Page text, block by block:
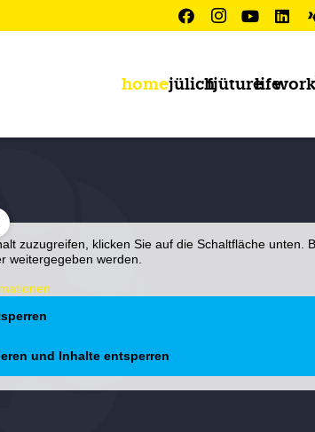
homejülichfjüturelife
zuzugreifen, klicken Sie auf die Schaltfläche unten.
weitergegeben werden.
und Inhalte entsperren